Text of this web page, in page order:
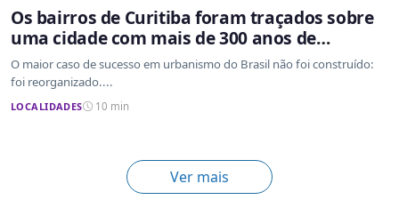
Os bairros de Curitiba foram traçados sobre
uma cidade com mais de 300 anos de
ocupação desordenada
O maior caso de sucesso em urbanismo do Brasil não foi construído:
foi reorganizado....
LOCALIDADES 10 min
Ver mais